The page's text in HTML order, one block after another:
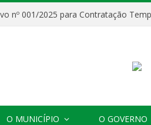
O MUNICÍPIO O GOVERNO